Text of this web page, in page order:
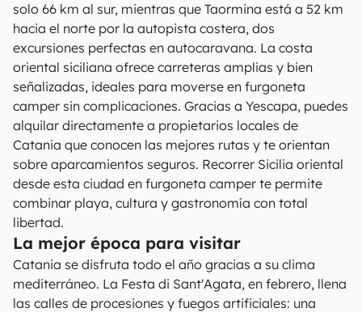
solo 66 km al sur, mientras que Taormina está a 52 km
hacia el norte por la autopista costera, dos
excursiones perfectas en autocaravana. La costa
oriental siciliana ofrece carreteras amplias y bien
señalizadas, ideales para moverse en furgoneta
camper sin complicaciones. Gracias a Yescapa, puedes
alquilar directamente a propietarios locales de
Catania que conocen las mejores rutas y te orientan
sobre aparcamientos seguros. Recorrer Sicilia oriental
desde esta ciudad en furgoneta camper te permite
combinar playa, cultura y gastronomía con total
libertad.
La mejor época para visitar
Catania se disfruta todo el año gracias a su clima
mediterráneo. La Festa di Sant'Agata, en febrero, llena
las calles de procesiones y fuegos artificiales: una